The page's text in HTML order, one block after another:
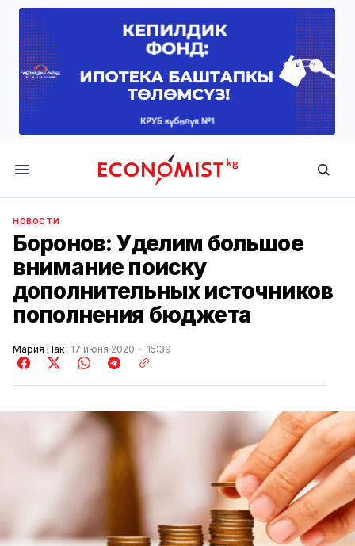
Economist.kg
НОВОСТИ
Боронов: Уделим большое
внимание поиску
дополнительных источников
пополнения бюджета
Мария Пак 17 июня 2020 15:39